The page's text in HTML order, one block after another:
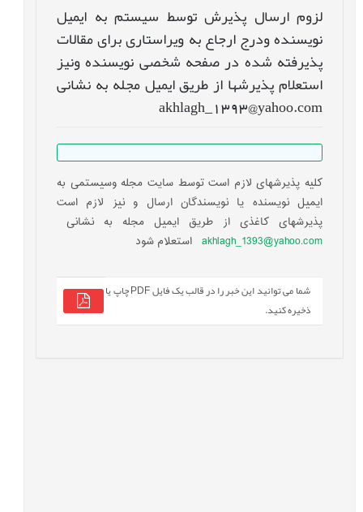
لزوم ارسال پذیرش توسط سیستم به ایمیل
نویسنده ودرج ارجاع به ویراستاری برای مقالات
پذیرفته شده در صفحه شخصی نویسنده ونیز
استعلام پذیرشها از طریق ایمیل مجله به نشانی
akhlagh_1393@yahoo.com
کلیه پذیرشهای لازم است توسط سایت مجله وسیستمی به
ایمیل نویسنده یا نویسندگان ارسال و نیز لازم است
پذیرشهای کاغذی از طریق ایمیل مجله به نشانی
akhlagh_1393@yahoo.comاستعلام شود
شما می توانید این خبر را در قالب یک فایل PDF چاپ یا
ذخیره کنید.